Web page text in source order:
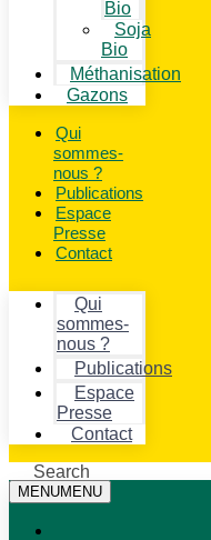
Bio
Soja
Bio
Méthanisation
Gazons
Qui
sommes-
nous ?
Publications
Espace
Presse
Contact
Qui
sommes-
nous ?
Publications
Espace
Presse
Contact
Search
MENUMENU